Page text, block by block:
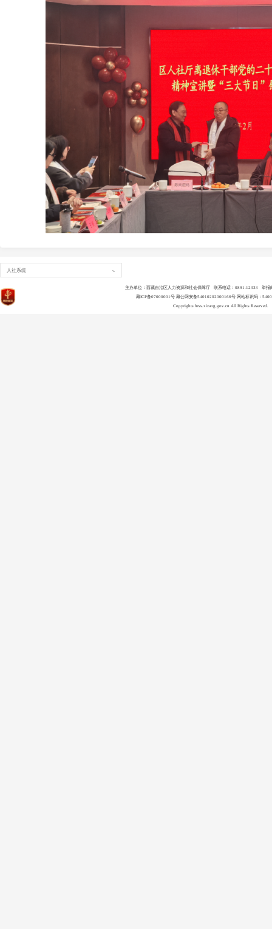
人社系统
主办单位：西藏自治区人力资源和社会保障厅 联系电话：0891-12333 举报
藏ICP备07000001号 藏公网安备54010202000166号 网站标识码：
Copyrights hrss.xizang.gov.cn All Rights Reserved.